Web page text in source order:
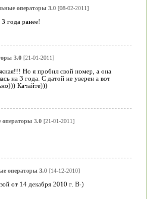
операторы 3.0[08-02-2011]
3 года ранее!
3.0[21-01-2011]
Но я пробил свой номер, а она
на 3 года. С датой не уверен а вот
Качайте)))
3.0[21-01-2011]
операторы 3.0[14-12-2010]
от 14 декабря 2010 г. B-)